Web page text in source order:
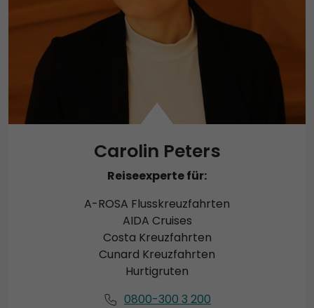
Carolin Peters
Reiseexperte für:
A-ROSA Flusskreuzfahrten
AIDA Cruises
Costa Kreuzfahrten
Cunard Kreuzfahrten
Hurtigruten
0800-300 3 200